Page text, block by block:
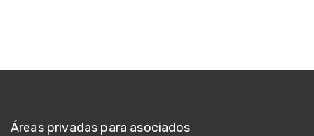
Áreas privadas para asociados